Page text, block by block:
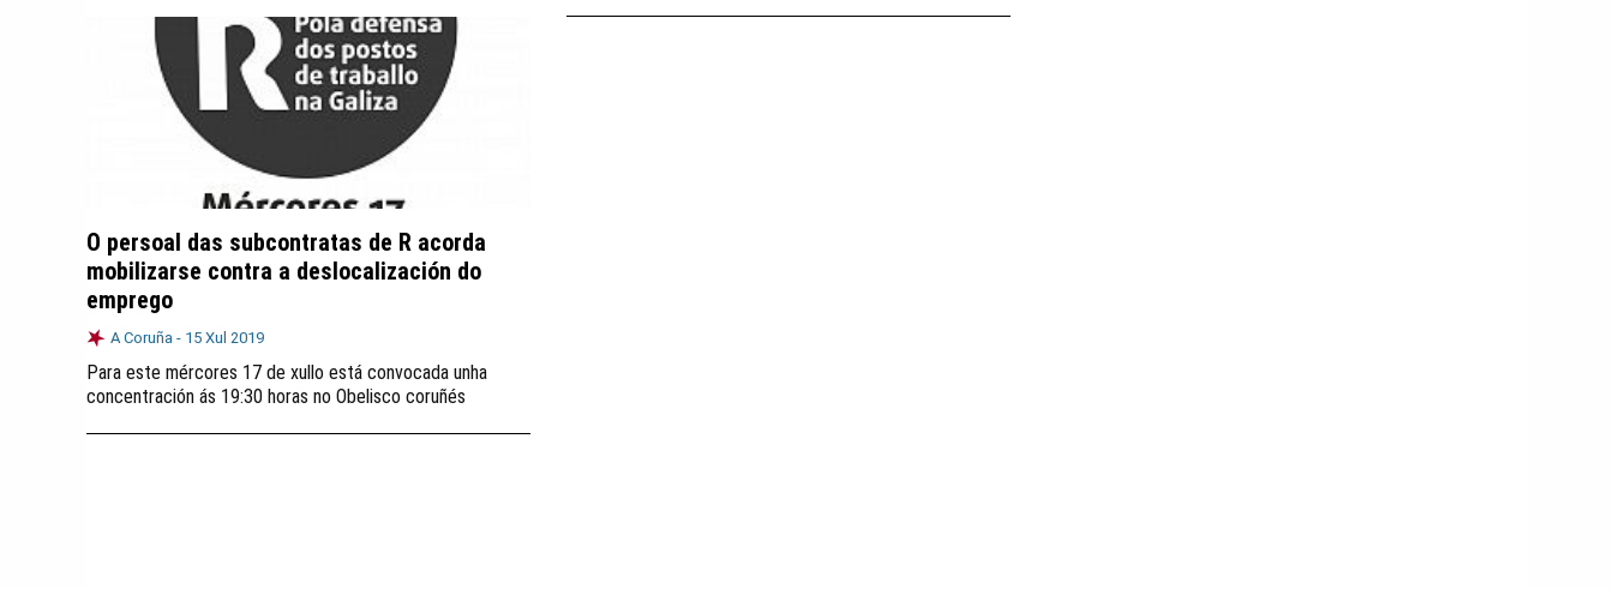
O persoal das subcontratas de R acorda
mobilizarse contra a deslocalización do
emprego
A Coruña - 15 Xul 2019
Para este mércores 17 de xullo está convocada unha
concentración ás 19:30 horas no Obelisco coruñés